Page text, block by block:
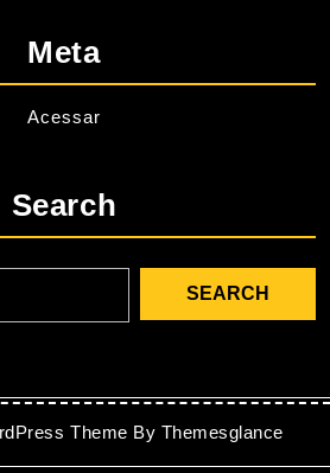
Meta
Acessar
Search
Theme By Themesglance